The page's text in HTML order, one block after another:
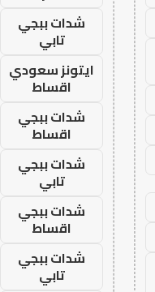
شدات ببجي
تابي
ايتونز سعودي
اقساط
شدات ببجي
اقساط
شدات ببجي
تابي
شدات ببجي
اقساط
شدات ببجي
تابي